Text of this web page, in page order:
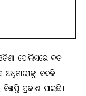
ପୋଲିସରେ ବଡ
ବଦଳି
ପ୍ରକାଶ ପାଇଛି।